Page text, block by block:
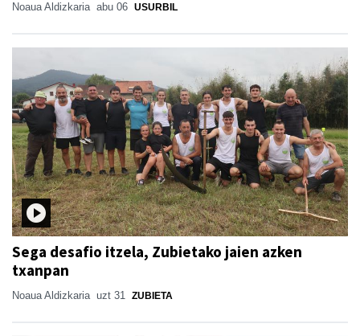
Noaua Aldizkaria abu 06 USURBIL
Sega desafio itzela, Zubietako jaien azken
txanpan
Noaua Aldizkaria uzt 31 ZUBIETA